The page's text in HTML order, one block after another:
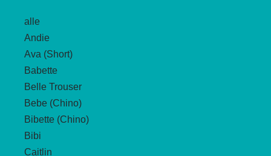
alle
Andie
Ava (Short)
Babette
Belle Trouser
Bebe (Chino)
Bibette (Chino)
Bibi
Caitlin